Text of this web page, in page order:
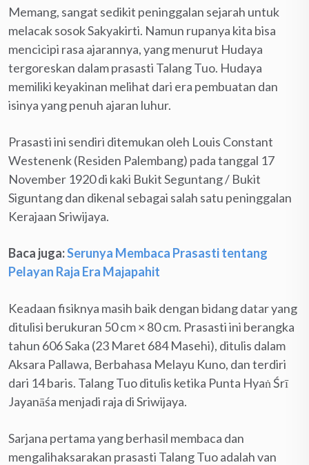
Memang, sangat sedikit peninggalan sejarah untuk
melacak sosok Sakyakirti. Namun rupanya kita bisa
mencicipi rasa ajarannya, yang menurut Hudaya
tergoreskan dalam prasasti Talang Tuo. Hudaya
memiliki keyakinan melihat dari era pembuatan dan
isinya yang penuh ajaran luhur.
Prasasti ini sendiri ditemukan oleh Louis Constant
Westenenk (Residen Palembang) pada tanggal 17
November 1920 di kaki Bukit Seguntang / Bukit
Siguntang dan dikenal sebagai salah satu peninggalan
Kerajaan Sriwijaya.
Baca juga:Serunya Membaca Prasasti tentang
Pelayan Raja Era Majapahit
Keadaan fisiknya masih baik dengan bidang datar yang
ditulisi berukuran 50 cm × 80 cm. Prasasti ini berangka
tahun 606 Saka (23 Maret 684 Masehi), ditulis dalam
Aksara Pallawa, Berbahasa Melayu Kuno, dan terdiri
dari 14 baris. Talang Tuo ditulis ketika Punta Hyaṅ Śrī
Jayanāśa menjadi raja di Sriwijaya.
Sarjana pertama yang berhasil membaca dan
mengalihaksarakan prasasti Talang Tuo adalah van